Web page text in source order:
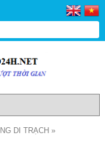
DI TRẠCH »